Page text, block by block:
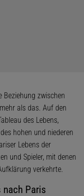
zwischen
als das. Auf den
des Lebens,
hohen und niederen
Lebens der
und Spieler, mit denen
verkehrte.
nach Paris